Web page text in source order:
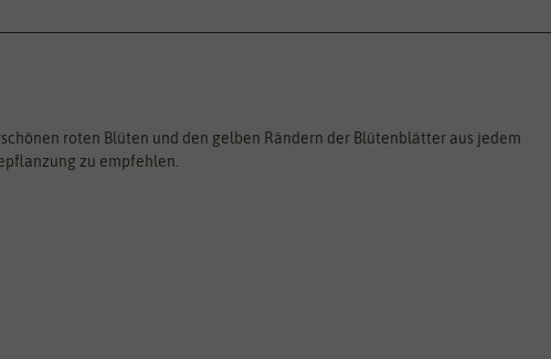
roten Blüten und den gelben Rändern der Blütenblätter aus jedem
zu empfehlen.